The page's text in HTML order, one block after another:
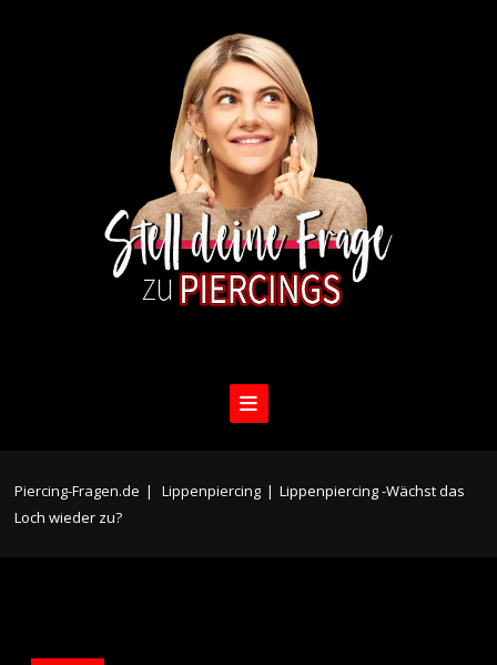
Piercing-Fragen.de | Lippenpiercing | Lippenpiercing -Wächst das
Loch wieder zu?